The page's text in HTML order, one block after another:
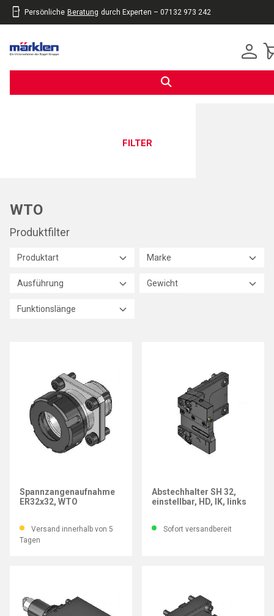
Persönliche Beratung durch Experten – 07132 973 242
FILTER
WTO
Produktfilter
Produktart Marke
Ausführung Gewicht
Funktionslänge
Spannzangenaufnahme
ER32x32, WTO
Versand innerhalb von 5
Tagen
Abstechhalter SH 32,
einstellbar, HD, IK, links
Sofort versandbereit